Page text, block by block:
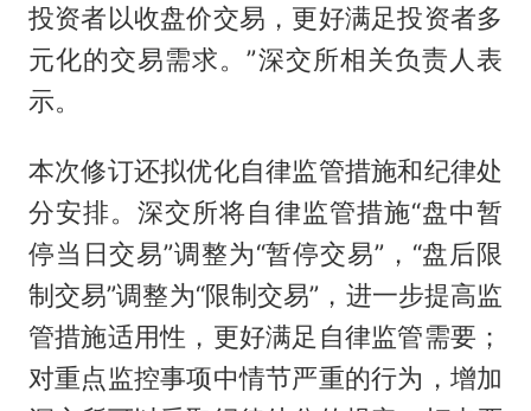
投资者以收盘价交易，更好满足投资者多
元化的交易需求。”深交所相关负责人表
示。
本次修订还拟优化自律监管措施和纪律处
分安排。深交所将自律监管措施“盘中暂
停当日交易”调整为“暂停交易”，“盘后限
制交易”调整为“限制交易”，进一步提高监
管措施适用性，更好满足自律监管需要；
对重点监控事项中情节严重的行为，增加